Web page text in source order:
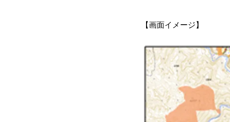
【画面イメージ】